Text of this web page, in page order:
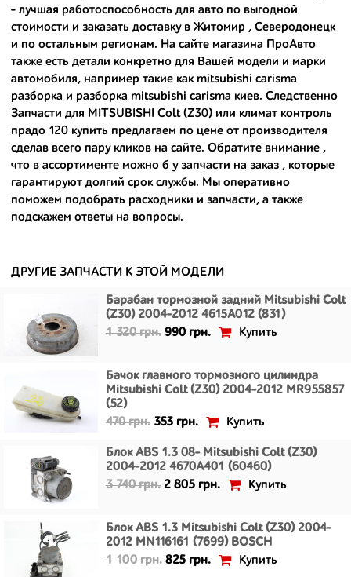
требуется приобрести оптовую партию деталей для японских
автомобилей, то консультанты нашего интернет-магазина
подберут вам товар и укомплектуют партию. Также мы поможем с
правильным выбором по каталогу автозапчастей.
Купить комплектующие для авто с разборки – хорошее решение.
Ведь наши запчасти:
- доступные по цене;
- сняты только с автомобилей, которые ездили по превосходным
европейским и японским дорогам;
- имеют большой запас прочности и невыробатанный ресурс, и
долго прослужат вам.
- лучшая работоспособность для авто по выгодной
стоимости и заказать доставку в Житомир , Северодонецк
и по остальным регионам. На сайте магазина ПроАвто
также есть детали конкретно для Вашей модели и марки
автомобиля, например такие как mitsubishi carisma
разборка и разборка mitsubishi carisma киев. Следственно
Запчасти для MITSUBISHI Colt (Z30) или климат контроль
прадо 120 купить предлагаем по цене от производителя
сделав всего пару кликов на сайте. Обратите внимание ,
что в ассортименте можно б у запчасти на заказ , которые
гарантируют долгий срок службы. Мы оперативно
поможем подобрать расходники и запчасти, а также
подскажем ответы на вопросы.
ДРУГИЕ ЗАПЧАСТИ К ЭТОЙ МОДЕЛИ
Барабан тормозной задний Mitsubishi Colt
(Z30) 2004-2012 4615A012 (831)
1 320 грн. 990 грн. Купить
Бачок главного тормозного цилиндра
Mitsubishi Colt (Z30) 2004-2012 MR955857
(52)
470 грн. 353 грн. Купить
Блок ABS 1.3 08- Mitsubishi Colt (Z30)
2004-2012 4670A401 (60460)
3 740 грн. 2 805 грн. Купить
Блок ABS 1.3 Mitsubishi Colt (Z30) 2004-
2012 MN116161 (7699) BOSCH
1 100 грн. 825 грн. Купить